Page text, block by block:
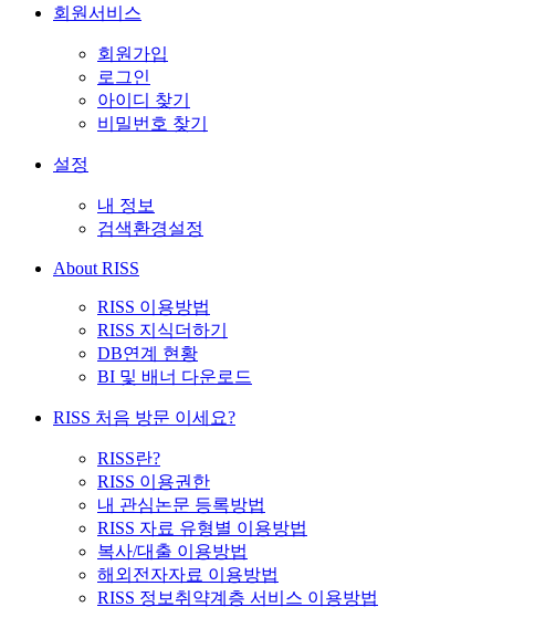
회원서비스
회원가입
로그인
아이디 찾기
비밀번호 찾기
설정
내 정보
검색환경설정
About RISS
RISS 이용방법
RISS 지식더하기
DB연계 현황
BI 및 배너 다운로드
RISS 처음 방문 이세요?
RISS란?
RISS 이용권한
내 관심논문 등록방법
RISS 자료 유형별 이용방법
복사/대출 이용방법
해외전자자료 이용방법
RISS 정보취약계층 서비스 이용방법